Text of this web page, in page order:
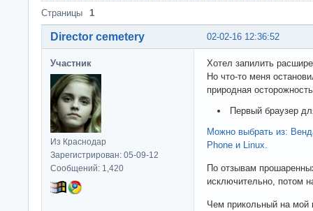
Страницы 1
02-02-16 12:36:52
Director cemetery
Участник
Из Краснодар
Зарегистрирован: 05-09-12
Сообщений: 1,420
Хотел запилить
Но что-то меня
природная
Первый браузер
Можно выбрать из:
Phone и Linux.
По отзывам
исключительно, потом
Чем прикольный на мой